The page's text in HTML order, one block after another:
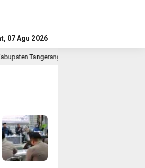
07 Agu 2026
Temukan Siswa Fiktif dalam Penyidikan Dana